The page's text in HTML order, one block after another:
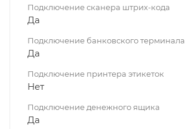
Подключение сканера штрих-кода
Да
Подключение банковского терминала
Да
Подключение принтера этикеток
Нет
Подключение денежного ящика
Да